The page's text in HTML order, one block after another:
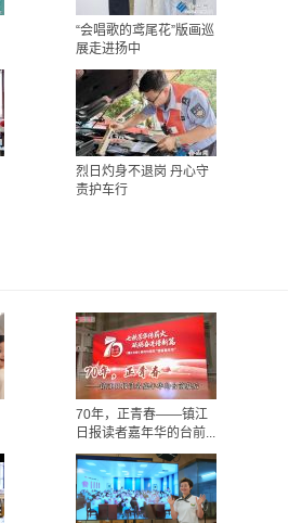
“会唱歌的鸢尾花”版画巡
展走进扬中
烈日灼身不退岗 丹心守
责护车行
70年，正青春——镇江
日报读者嘉年华的台前...